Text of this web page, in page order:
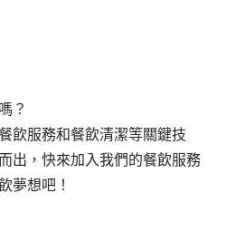
？
飲服務和餐飲清潔等關鍵技
出，快來加入我們的餐飲服務
夢想吧！